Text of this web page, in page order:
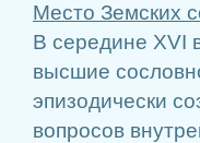
Место Земских
В середине XVI
высшие
эпизодически
вопросов